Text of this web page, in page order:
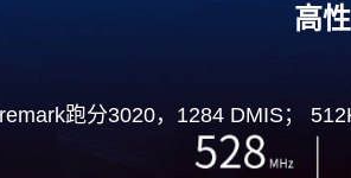
高
跑分3020，1284 DMIS；